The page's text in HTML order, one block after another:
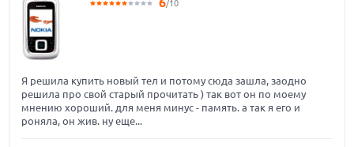
/10
Я решила купить новый тел и потому сюда зашла, заодно
решила про свой старый прочитать ) так вот он по моему
мнению хороший. для меня минус - память. а так я его и
роняла, он жив. ну еще...